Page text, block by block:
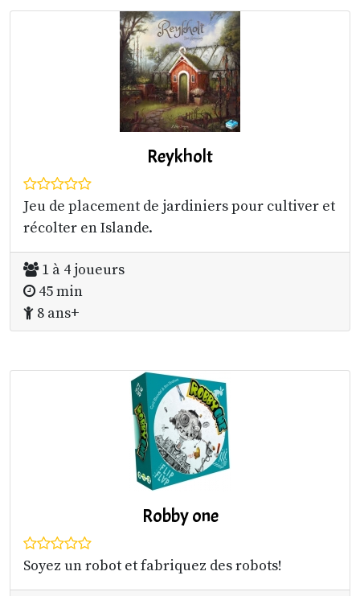
Reykholt
Jeu de placement de jardiniers pour cultiver et
récolter en Islande.
1 à 4 joueurs
45 min
8 ans+
Robby one
Soyez un robot et fabriquez des robots!